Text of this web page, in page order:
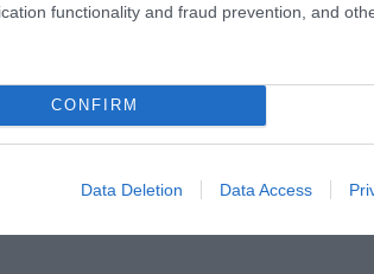
functionality and fraud prevention, and
CONFIRM
Data Deletion Data Access